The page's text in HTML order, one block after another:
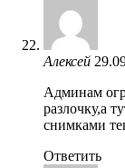
Алексей
Админам
разлочку,а
снимками
Ответить